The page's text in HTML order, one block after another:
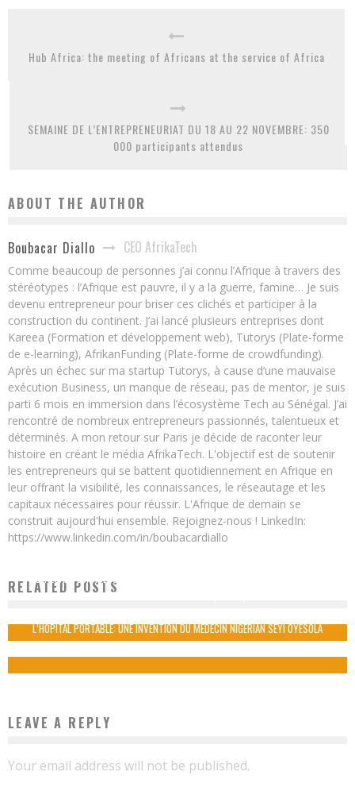
Hub Africa: the meeting of Africans at the service of Africa
SEMAINE DE L’ENTREPRENEURIAT DU 18 AU 22 NOVEMBRE: 350
000 participants attendus
ABOUT THE AUTHOR
Boubacar Diallo CEO AfrikaTech
Comme beaucoup de personnes j’ai connu l’Afrique à travers des
stéréotypes : l’Afrique est pauvre, il y a la guerre, famine… Je suis
devenu entrepreneur pour briser ces clichés et participer à la
construction du continent. J’ai lancé plusieurs entreprises dont
Kareea (Formation et développement web), Tutorys (Plate-forme
de e-learning), AfrikanFunding (Plate-forme de crowdfunding).
Après un échec sur ma startup Tutorys, à cause d’une mauvaise
exécution Business, un manque de réseau, pas de mentor, je suis
parti 6 mois en immersion dans l’écosystème Tech au Sénégal. J’ai
rencontré de nombreux entrepreneurs passionnés, talentueux et
déterminés. A mon retour sur Paris je décide de raconter leur
histoire en créant le média AfrikaTech. L'objectif est de soutenir
les entrepreneurs qui se battent quotidiennement en Afrique en
leur offrant la visibilité, les connaissances, le réseautage et les
capitaux nécessaires pour réussir. L'Afrique de demain se
construit aujourd'hui ensemble. Rejoignez-nous ! LinkedIn:
https://www.linkedin.com/in/boubacardiallo
RELATED POSTS
SÉNÉGAL-TECHNOLOGIES: « L’ÉCONOMIE NUMÉRIQUE EST DEVENUE UN PAN
IMPORTANT AU SÉNÉGAL »(S.SALL)
L’HÔPITAL PORTABLE: UNE INVENTION DU MÉDECIN NIGÉRIAN SEYI OYESOLA
LEAVE A REPLY
Your email address will not be published.